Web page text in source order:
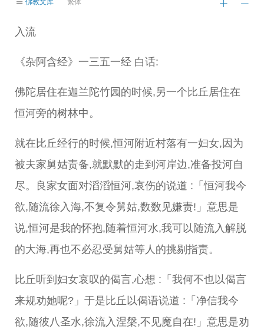
入流
《杂阿含经》一三五一经 白话:
佛陀居住在迦兰陀竹园的时候,另一个比丘居住在
恒河旁的树林中。
就在比丘经行的时候,恒河附近村落有一妇女,因为
被夫家舅姑责备,就默默的走到河岸边,准备投河自
尽。良家女面对滔滔恒河,哀伤的说道 :「恒河我今
欲,随流徐入海,不复令舅姑,数数见嫌责!」意思是
说,恒河是我的怀抱,随着恒河水,我可以随流入解脱
的大海,再也不必忍受舅姑等人的挑剔指责。
比丘听到妇女哀叹的偈言,心想 :「我何不也以偈言
来规劝她呢?」于是比丘以偈语说道 :「净信我今
欲,随彼八圣水,徐流入涅槃,不见魔自在!」意思是劝